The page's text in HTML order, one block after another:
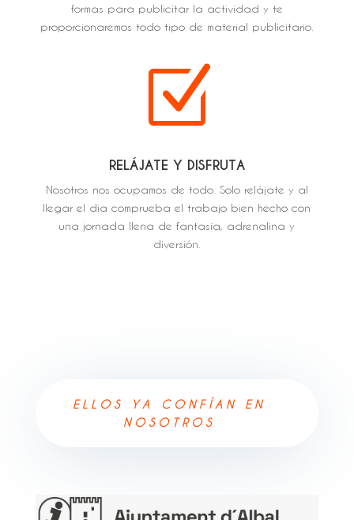
formas para publicitar la actividad y te
proporcionaremos todo tipo de material publicitario.
Z
RELÁJATE Y DISFRUTA
Nosotros nos ocupamos de todo. Solo relájate y al
llegar el día comprueba el trabajo bien hecho con
una jornada llena de fantasía, adrenalina y
diversión.
ELLOS YA CONFÍAN EN
NOSOTROS